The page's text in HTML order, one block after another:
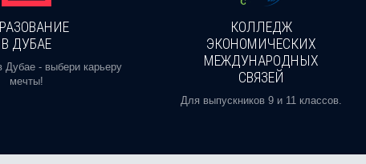
В ДУБАЕ
Дубае - выбери карьеру
мечты!
КОЛЛЕДЖ
ЭКОНОМИЧЕСКИХ
МЕЖДУНАРОДНЫХ
СВЯЗЕЙ
Для выпускников 9 и 11 классов.